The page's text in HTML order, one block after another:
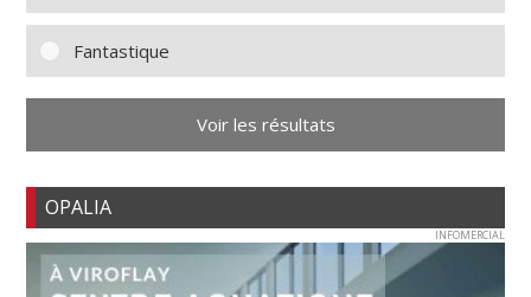
Fantastique
Voir les résultats
OPALIA
INFOMERCIAL